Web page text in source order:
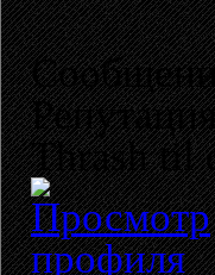
Thrash til